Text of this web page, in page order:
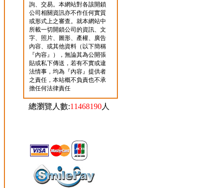
詢、交易。本網站對各該開鎖
公司相關資訊亦不作任何實質
或形式上之審查。就本網站中
所載一切開鎖公司的資訊、文
字、照片、圖形、產權、廣告
內容、或其他資料（以下簡稱
『內容』），無論其為公開張
貼或私下傳送，若有不實或違
法情事，均為『內容』提供者
之責任，本站概不負責也不承
擔任何法律責任
總瀏覽人數:11468190人